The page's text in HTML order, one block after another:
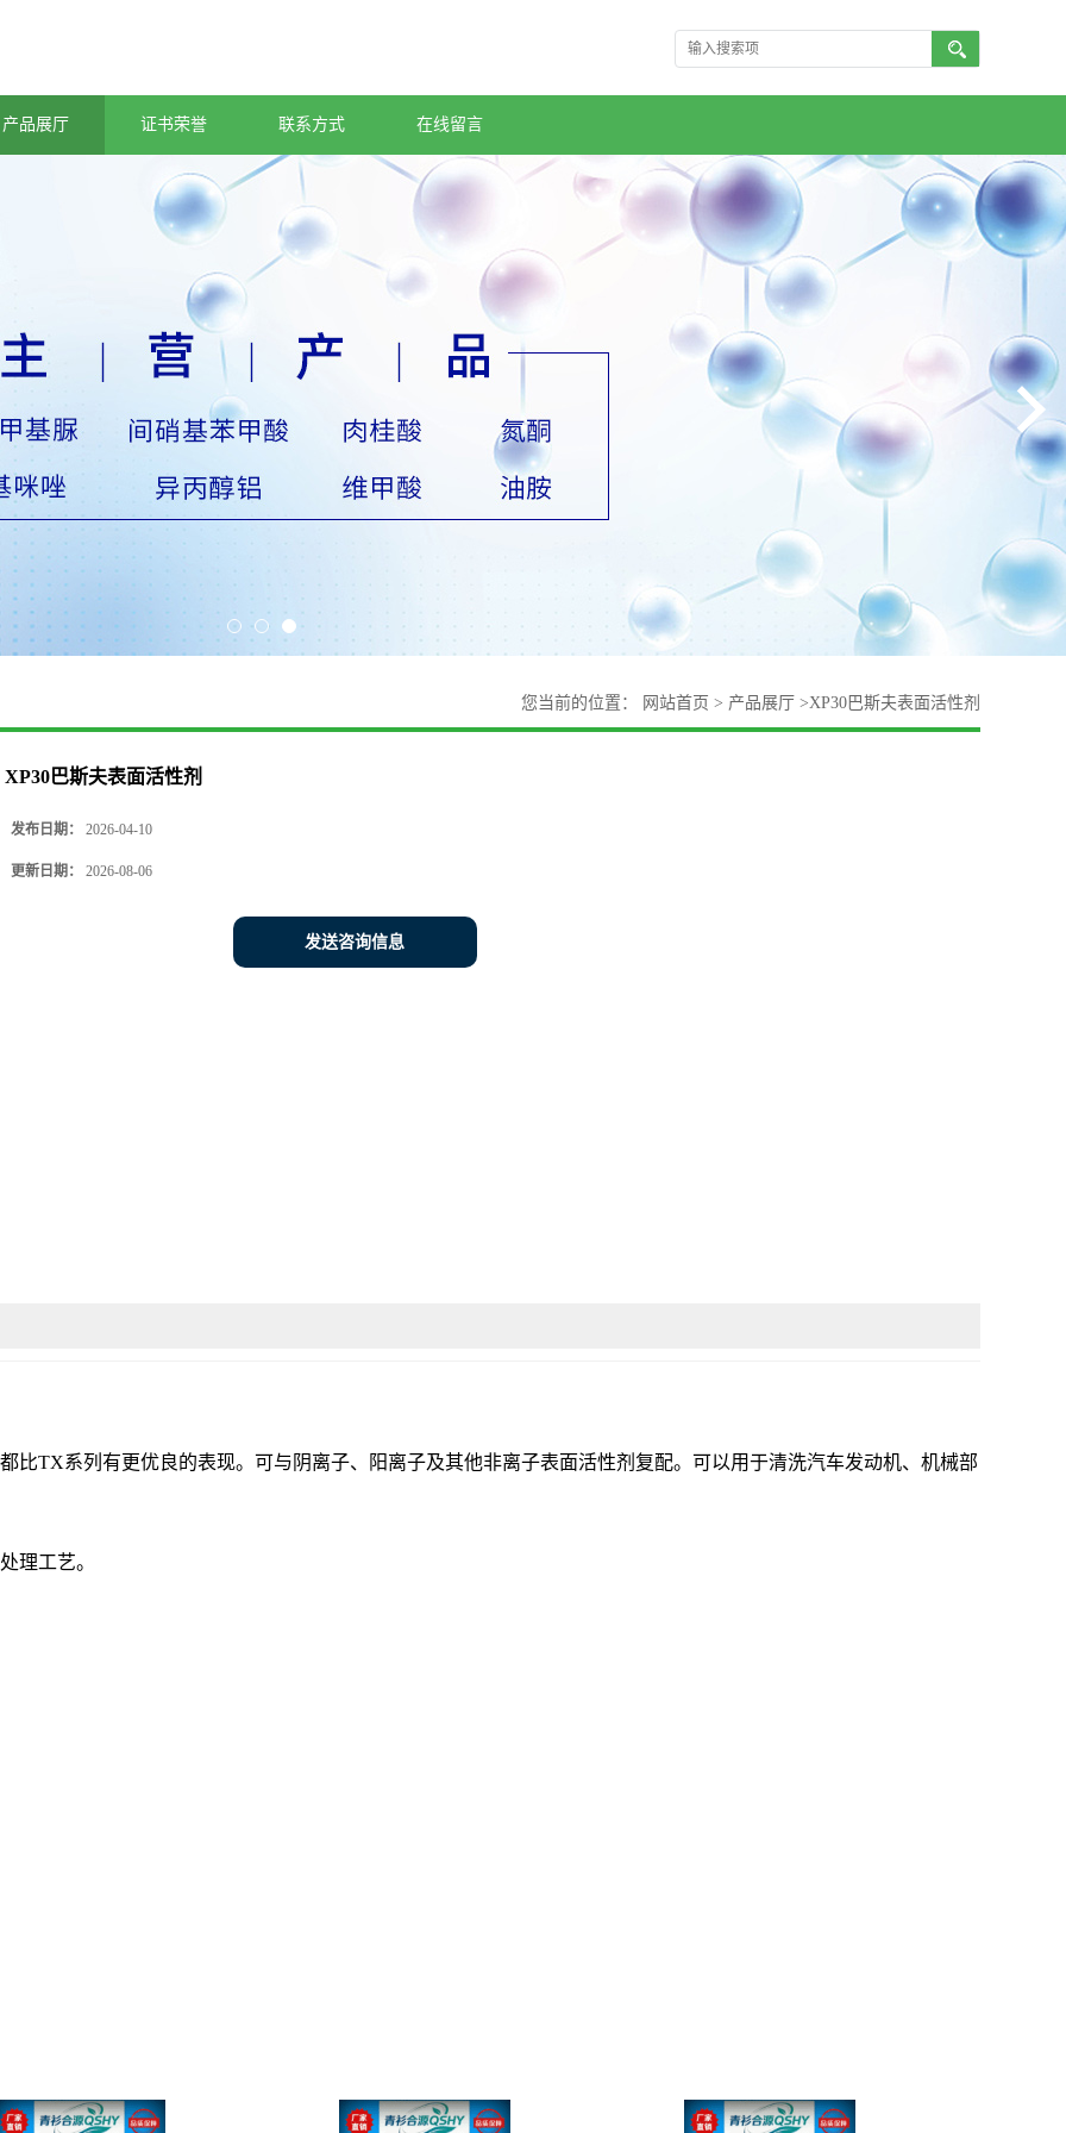
产品展厅 证书荣誉 联系方式 在线留言
您当前的位置： 网站首页 > 产品展厅 >XP30巴斯夫表面活性剂
XP30巴斯夫表面活性剂
发布日期： 2026-04-10
更新日期： 2026-08-06
发送咨询信息
比TX系列有更优良的表现。可与阴离子、阳离子及其他非离子表面活性剂复配。可以用于清洗汽车发动机、机械部
理工艺。